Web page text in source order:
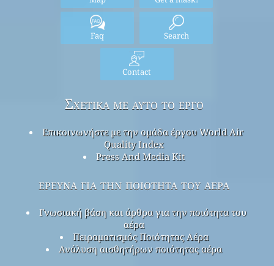
Faq Search
Contact
Σχετικά με αυτό το έργο
Επικοινωνήστε με την ομάδα έργου World Air
Quality Index
Press And Media Kit
έρευνα για την ποιότητα του αέρα
Γνωσιακή βάση και άρθρα για την ποιότητα του
αέρα
Πειραματισμός Ποιότητας Αέρα
Ανάλυση αισθητήρων ποιότητας αέρα